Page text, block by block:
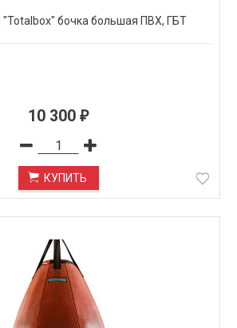
"Totalbox" бочка большая ПВХ, ГБТ
10 300 ₽
КУПИТЬ